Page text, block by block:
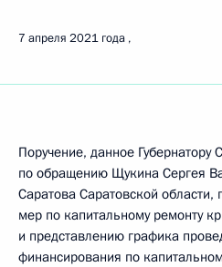
7 апреля 2021 года
Поручение, данное Губернатору
по обращению Щукина Сергея
Саратова Саратовской области,
мер по капитальному ремонту
и представлению графика
финансирования по